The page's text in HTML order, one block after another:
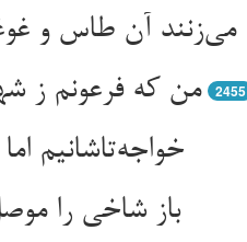
می‌‌زنند آن طاس و
من که فرعونم ز شهرت وای من ** زخم طاس آن ربی الاعلای من‌‌
2455
باز شاخی را